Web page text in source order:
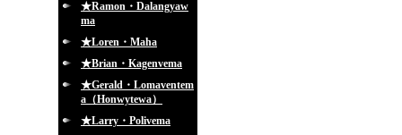
★Ramon・Dalangyaw
ma
★Loren・Maha
★Brian・Kagenvema
★Gerald・Lomaventem
a（Honwytewa）
★Larry・Polivema